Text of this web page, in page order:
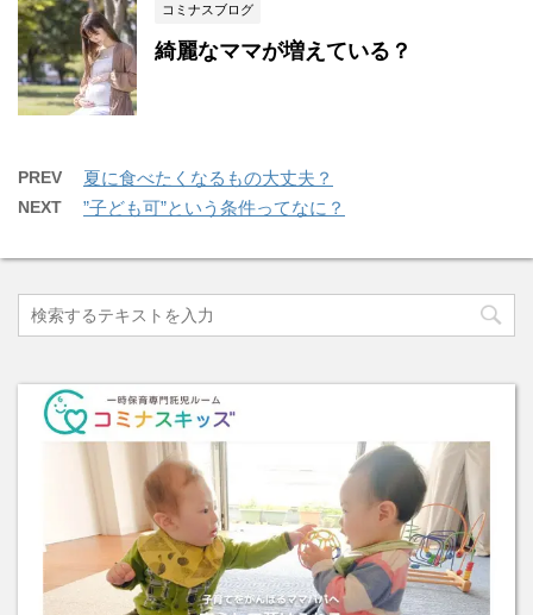
コミナスブログ
綺麗なママが増えている？
PREV 夏に食べたくなるもの大丈夫？
NEXT ”子ども可”という条件ってなに？